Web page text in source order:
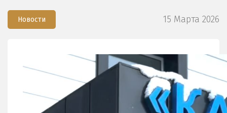
Новости 15 Марта 2026